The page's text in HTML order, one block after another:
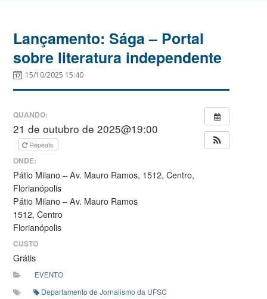
Lançamento: Sága – Portal
sobre literatura independente
15/10/2025 15:40
QUANDO:
21 de outubro de 2025@19:00
Repeats
ONDE:
Pátio Milano – Av. Mauro Ramos, 1512, Centro,
Florianópolis
Pátio Milano – Av. Mauro Ramos
1512, Centro
Florianópolis
CUSTO
Grátis
EVENTO
Departamento de Jornalismo da UFSC